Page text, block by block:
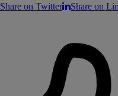
Share on Twitter
Share on